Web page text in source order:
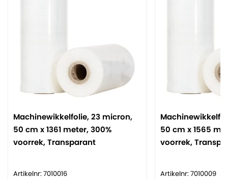
Machinewikkelfolie, 23 micron,
50 cm x 1361 meter, 300%
voorrek, Transparant
Artikelnr: 7010016
50 cm x 1565
voorrek,
Artikelnr: 7010009